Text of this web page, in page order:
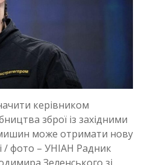
керівником
зброї із західними
може отримати нову
/ фото – УНІАН Радник